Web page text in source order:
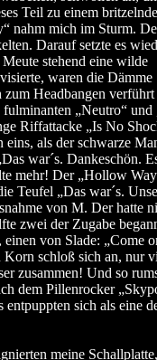
Teil zu einem
nahm mich im Sturm.
Darauf setzte es
stehend eine wilde
waren die Dämme
Headbangen
„Neutro“ und
Riffattacke „Is No
als der schwarze
war´s. Dankeschön.
mehr! Der „Hollow
Teufel „Das war´s.
von M. Der hatte
zwei der Zugabe
von Slade: „Come
schloß sich an, nur
zusammen! Und so
dem Pillenrocker
sich als eine
meine